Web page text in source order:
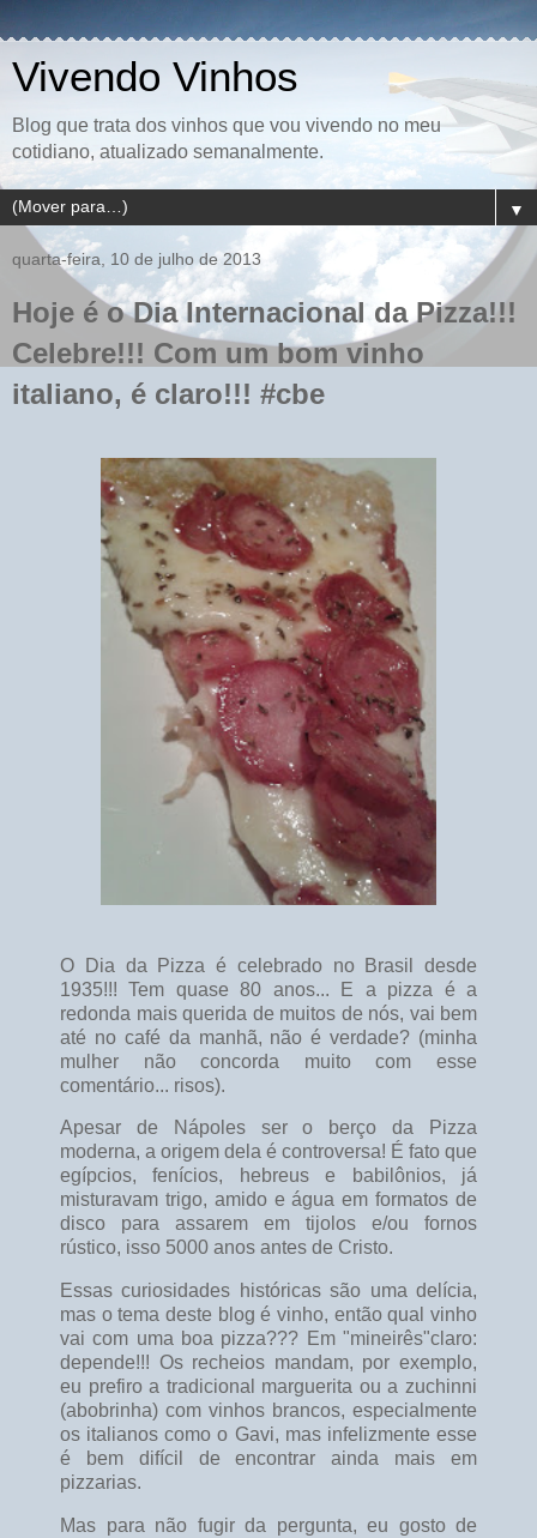
Vivendo Vinhos
Blog que trata dos vinhos que vou vivendo no meu
cotidiano, atualizado semanalmente.
▼
quarta-feira, 10 de julho de 2013
Hoje é o Dia Internacional da Pizza!!!
Celebre!!! Com um bom vinho
italiano, é claro!!! #cbe
O Dia da Pizza é celebrado no Brasil desde
1935!!! Tem quase 80 anos... E a pizza é a
redonda mais querida de muitos de nós, vai bem
até no café da manhã, não é verdade? (minha
mulher não concorda muito com esse
comentário... risos).
Apesar de Nápoles ser o berço da Pizza
moderna, a origem dela é controversa! É fato que
egípcios, fenícios, hebreus e babilônios, já
misturavam trigo, amido e água em formatos de
disco para assarem em tijolos e/ou fornos
rústico, isso 5000 anos antes de Cristo.
Essas curiosidades históricas são uma delícia,
mas o tema deste blog é vinho, então qual vinho
vai com uma boa pizza??? Em "mineirês"claro:
depende!!! Os recheios mandam, por exemplo,
eu prefiro a tradicional marguerita ou a zuchinni
(abobrinha) com vinhos brancos, especialmente
os italianos como o Gavi, mas infelizmente esse
é bem difícil de encontrar ainda mais em
pizzarias.
Mas para não fugir da pergunta, eu gosto de